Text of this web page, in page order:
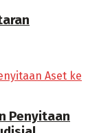
Penyitaan